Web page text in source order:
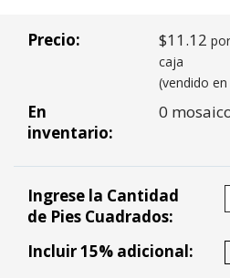
Precio: $11.12
caja
(vendido
En
inventario:
0
Ingrese la Cantidad
de Pies Cuadrados:
Incluir 15% adicional: